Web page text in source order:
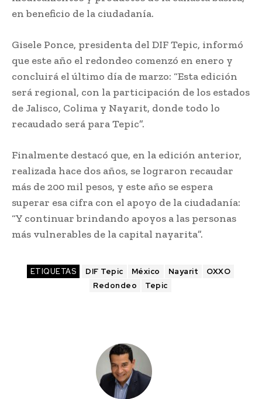
en beneficio de la ciudadanía.
Gisele Ponce, presidenta del DIF Tepic, informó
que este año el redondeo comenzó en enero y
concluirá el último día de marzo: “Esta edición
será regional, con la participación de los estados
de Jalisco, Colima y Nayarit, donde todo lo
recaudado será para Tepic”.
Finalmente destacó que, en la edición anterior,
realizada hace dos años, se lograron recaudar
más de 200 mil pesos, y este año se espera
superar esa cifra con el apoyo de la ciudadanía:
“Y continuar brindando apoyos a las personas
más vulnerables de la capital nayarita”.
ETIQUETAS DIF Tepic México Nayarit
OXXO
Redondeo
Tepic